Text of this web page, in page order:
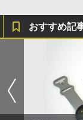
おすすめ記